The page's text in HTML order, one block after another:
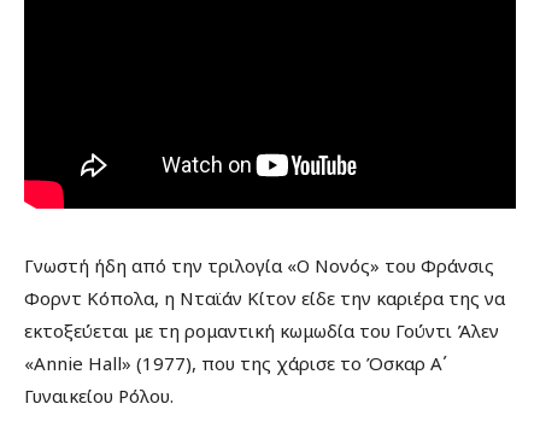
Γνωστή ήδη από την τριλογία «Ο Νονός» του Φράνσις
Φορντ Κόπολα, η Νταϊάν Κίτον είδε την καριέρα της να
εκτοξεύεται με τη ρομαντική κωμωδία του Γούντι Άλεν
«Annie Hall» (1977), που της χάρισε το Όσκαρ Α΄
Γυναικείου Ρόλου.